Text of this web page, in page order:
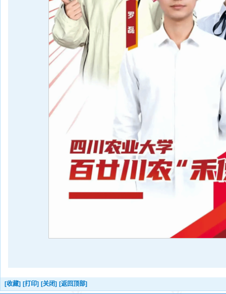
[收藏] [打印] [关闭] [返回顶部]